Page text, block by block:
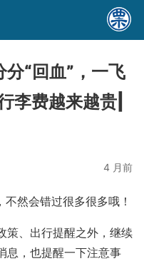
“回血”，一飞
李费越来越贵|
4 月前
，不然会错过很多很多哦！
策、出行提醒之外，继续
息，也提醒一下注意事